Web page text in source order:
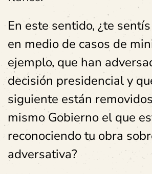
En este sentido, ¿te
en medio de casos de
ejemplo, que han
decisión presidencial y
siguiente están
mismo Gobierno el que
reconociendo tu obra
adversativa?